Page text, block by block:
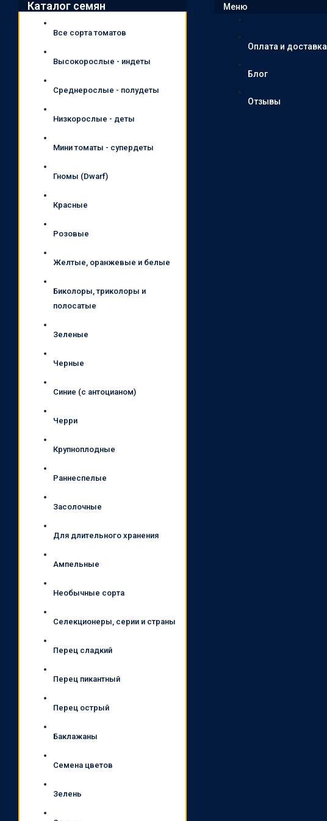
Каталог семян
Все сорта томатов
Высокорослые - индеты
Среднерослые - полудеты
Низкорослые - деты
Мини томаты - супердеты
Гномы (Dwarf)
Красные
Розовые
Желтые, оранжевые и белые
Биколоры, триколоры и
полосатые
Зеленые
Черные
Синие (с антоцианом)
Черри
Крупноплодные
Раннеспелые
Засолочные
Для длительного хранения
Ампельные
Необычные сорта
Селекционеры, серии и страны
Перец сладкий
Перец пикантный
Перец острый
Баклажаны
Семена цветов
Зелень
Меню
Оплата и доставка
Блог
Отзывы